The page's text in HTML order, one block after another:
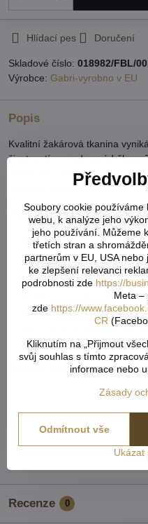
Hlídací pes Doručení
Skladové číslo: 018982/FBL/
Výrobce: Gabri-vyrobno v EU
Popis
Kvalitní žakárová tkanina
životností a snadnou údržbou.
světlo, ale zároveň poskytuje
kuchyně, obývacího pokoje,
Hlavní vlastnosti:
kusová záclona –
obloukové zakončení pro
kvalitní žakárový materiál
jemný dekorativní vzor
dobře propouští světlo,
snadná údržba, dlouhá
Záclona je vhodná jak do
skvěle doplní každý domov.
Více z kategorie
Záclony a komplety
Záclony a komplety
TOP Záclony, závěsy &
Recenze 0
Soubory cookie
webu, k analýze jeho
jeho používání. Můžeme
třetích stran a
partnerům v EU, USA
ke zlepšení relevanci
podrobnosti zde https://
Meta –
zde https://
CR
Kliknutím na „Přijmout
svůj souhlas s tímto
informace nebo
Zásady
Ukázat
Odmítnout vše